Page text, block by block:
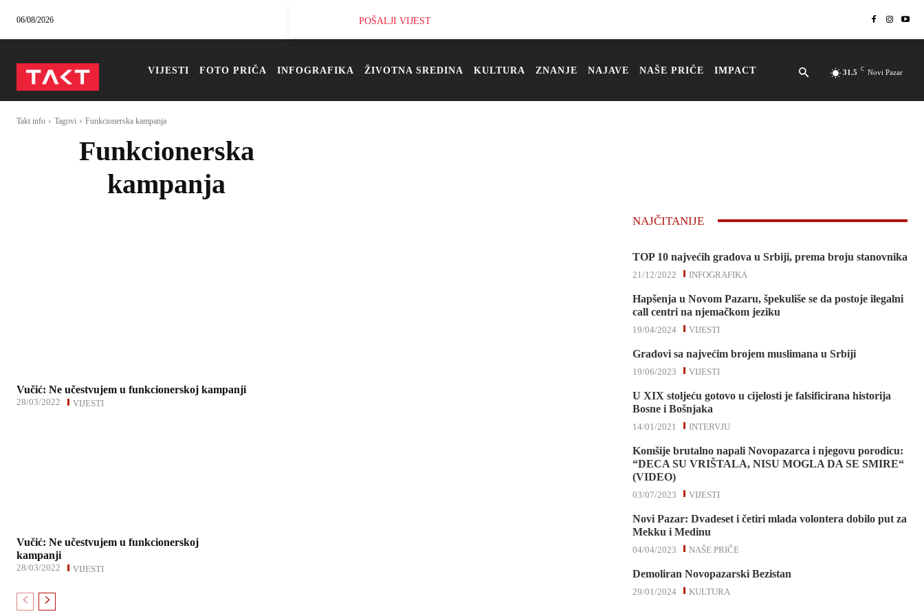
06/08/2026 POŠALJI VIJEST
VIJESTI FOTO PRIČA INFOGRAFIKA ŽIVOTNA SREDINA KULTURA ZNANJE NAJAVE NAŠE PRIČE IMPACT 31.5 C Novi Pazar
Takt info Tagovi Funkcionerska kampanja
Funkcionerska
kampanja
Vučić: Ne učestvujem u funkcionerskoj kampanji
VIJESTI
28/03/2022
Vučić: Ne učestvujem u funkcionerskoj
kampanji
VIJESTI
28/03/2022
NAJČITANIJE
TOP 10 najvećih gradova u Srbiji, prema broju stanovnika
INFOGRAFIKA
21/12/2022
Hapšenja u Novom Pazaru, špekuliše se da postoje ilegalni
call centri na njemačkom jeziku
VIJESTI
19/04/2024
Gradovi sa najvećim brojem muslimana u Srbiji
VIJESTI
19/06/2023
U XIX stoljeću gotovo u cijelosti je falsificirana historija
Bosne i Bošnjaka
INTERVJU
14/01/2021
Komšije brutalno napali Novopazarca i njegovu porodicu:
“DECA SU VRIŠTALA, NISU MOGLA DA SE SMIRE“
(VIDEO)
VIJESTI
03/07/2023
Novi Pazar: Dvadeset i četiri mlada volontera dobilo put za
Mekku i Medinu
NAŠE PRIČE
04/04/2023
Demoliran Novopazarski Bezistan
KULTURA
29/01/2024